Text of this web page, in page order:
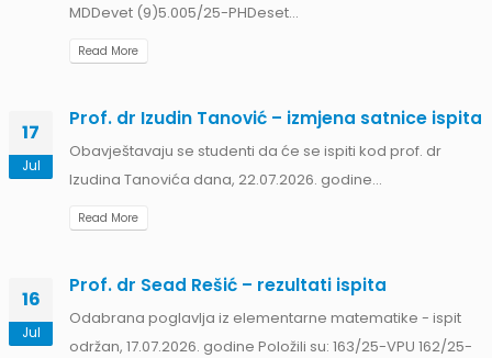
MDDevet (9)5.005/25-PHDeset...
Read More
17
Jul
Prof. dr Izudin Tanović – izmjena satnice ispita
Obavještavaju se studenti da će se ispiti kod prof. dr
Izudina Tanovića dana, 22.07.2026. godine...
Read More
16
Jul
Prof. dr Sead Rešić – rezultati ispita
Odabrana poglavlja iz elementarne matematike - ispit
održan, 17.07.2026. godine Položili su: 163/25-VPU 162/25-